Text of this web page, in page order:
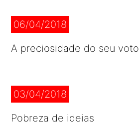
06/04/2018
A preciosidade do seu voto
03/04/2018
Pobreza de ideias